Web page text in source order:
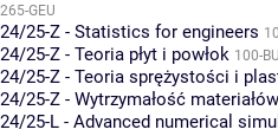
265-GEU
24/25-Z - Statistics for engineers
24/25-Z - Teoria płyt i powłok 100-
24/25-Z - Teoria sprężystości i
24/25-Z - Wytrzymałość materiałów
24/25-L - Advanced numerical